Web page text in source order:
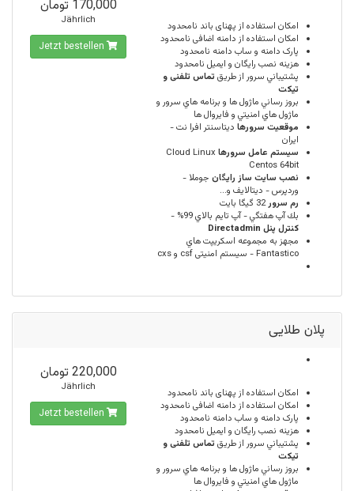
امكان استفاده از پهنای باند نامحدود
امکان استفاده از دامنه اضافی نامحدود
پارک دامنه و ساب دامنه نامحدود
هزینه نصب رایگان و ایمیل نامحدود
پشتيباني سرور از طريق تماس تلفنی و
تیکت
بروز رساني ماژول ها و برنامه هاي سرور و
ماژول هاي امنيتي و فايروال ها
موقعيت سرورها ديتاسنتر افرا نت -
ایران
سيستم عامل سرورها Cloud Linux
Centos 64bit
نصب سایت ساز رایگان جوملا -
وردپرس - دیتالایف و...
رم سرور32 گيگا بايت
بك آپ هفتگي - آپ تايم بالاي 99% -
كنترل پنل Directadmin
مجهز به مجموعه اسكريپت هاي
Fantastico - سیستم امنیتی csf و cxs
170,000 تومان
Jährlich
Jetzt bestellen
پلان طلایی
امكان استفاده از پهنای باند نامحدود
امکان استفاده از دامنه اضافی نامحدود
پارک دامنه و ساب دامنه نامحدود
هزینه نصب رایگان و ایمیل نامحدود
پشتيباني سرور از طريق تماس تلفنی و
تیکت
بروز رساني ماژول ها و برنامه هاي سرور و
ماژول هاي امنيتي و فايروال ها
220,000 تومان
Jährlich
Jetzt bestellen